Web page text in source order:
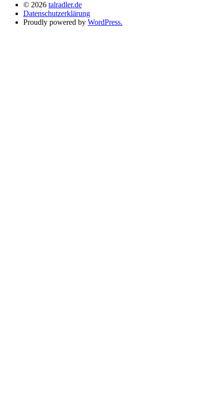
© 2026 talradler.de
Datenschutzerklärung
Proudly powered by WordPress.